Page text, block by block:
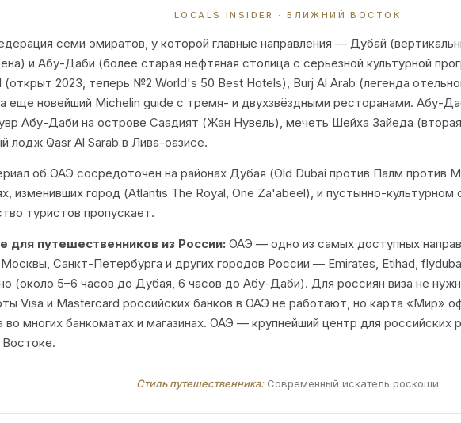
LOCALS INSIDER · БЛИЖНИЙ ВОСТОК
семи эмиратов, у которой главные направления — Дубай
и Абу-Даби (более старая нефтяная столица с серьёзной культурной
(открыт 2023, теперь №2 World's 50 Best Hotels), Burj Al Arab (легенда
ещё новейший Michelin guide с тремя- и двухзвёздными ресторанами. Абу-
Абу-Даби на острове Саадият (Жан Нувель), мечеть Шейха Зайеда
лодж Qasr Al Sarab в Лива-оазисе.
об ОАЭ сосредоточен на районах Дубая (Old Dubai против Палм против
изменивших город (Atlantis The Royal, One Za'abeel), и пустынно-
туристов пропускает.
для путешественников из России: ОАЭ — одно из самых доступных
Санкт-Петербурга и других городов России — Emirates, Etihad,
(около 5–6 часов до Дубая, 6 часов до Абу-Даби). Для россиян виза не
Visa и Mastercard российских банков в ОАЭ не работают, но карта «Мир»
во многих банкоматах и магазинах. ОАЭ — крупнейший центр для российских
Стиль путешественника:Современный искатель роскоши